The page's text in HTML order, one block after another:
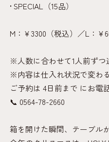
• SPECIAL（15品）
M：¥3300（税込）／L：
※人数に合わせて1人前ずつ
※内容は仕入れ状況で変わ
ご予約は 4日前まで にお電
📞 0564-78-2660
箱を開けた瞬間、テーブル